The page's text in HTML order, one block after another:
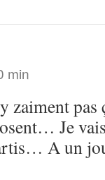
min
zaiment
Je
A un